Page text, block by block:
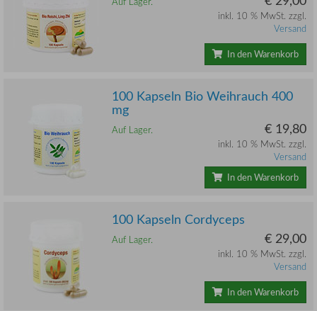
inkl. 10 % MwSt. zzgl.
Versand
In den Warenkorb
100 Kapseln Bio Weihrauch 400
mg
Auf Lager. € 19,80
inkl. 10 % MwSt. zzgl.
Versand
In den Warenkorb
100 Kapseln Cordyceps
Auf Lager. € 29,00
inkl. 10 % MwSt. zzgl.
Versand
In den Warenkorb